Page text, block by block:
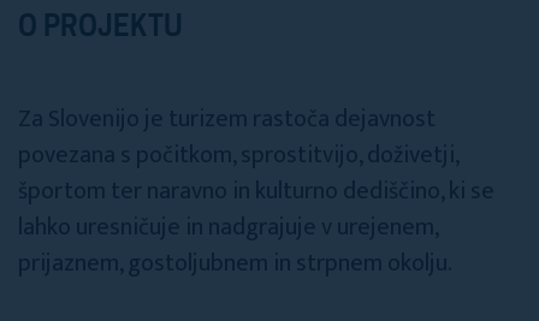
O PROJEKTU
Za Slovenijo je turizem rastoča dejavnost
povezana s počitkom, sprostitvijo, doživetji,
športom ter naravno in kulturno dediščino, ki se
lahko uresničuje in nadgrajuje v urejenem,
prijaznem, gostoljubnem in strpnem okolju.